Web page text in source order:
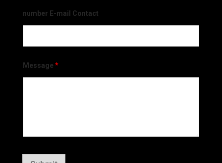
number E-mail Contact
Message *